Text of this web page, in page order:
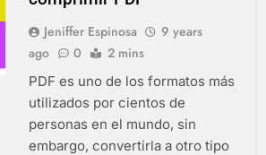
Jeniffer Espinosa
9 years
ago
0 2 mins
PDF es uno de los formatos más
utilizados por cientos de
personas en el mundo, sin
embargo, convertirla a otro tipo